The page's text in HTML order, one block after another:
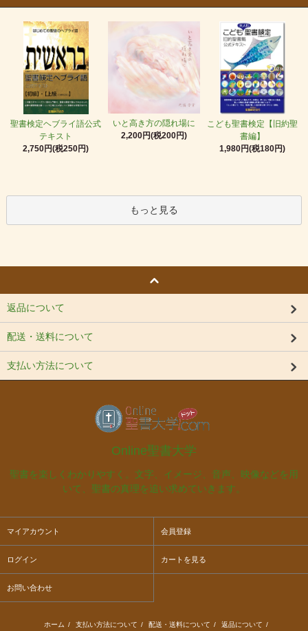
聖書検定ヘブライ語公式
テキスト
2,750円(税250円)
いと高き方の隠れ場に
2,200円(税200円)
こども聖書検定【旧約聖
書編】
1,980円(税180円)
もっと見る
返品について
配送・送料について
支払い方法について
Online聖書大学
聖書を楽しくわかりやすく。文字、イメージ、音声、映像などを用
いて、聖書の真理を追い求めていきます。
マイアカウント 会員登録
ログイン カートを見る
お問い合わせ
ホーム / 支払い方法について / 配送・送料について / 返品について /